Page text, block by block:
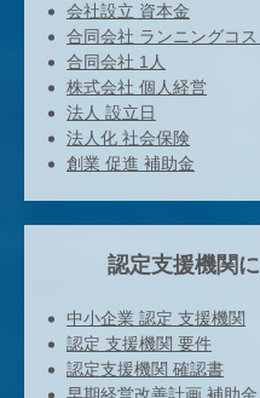
会社設立 資本金
合同会社 ランニングコス
合同会社 1人
株式会社 個人経営
法人 設立日
法人化 社会保険
創業 促進 補助金
認定支援機関
中小企業 認定 支援機関
認定 支援機関 要件
認定支援機関 確認書